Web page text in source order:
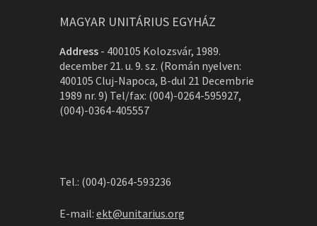
MAGYAR UNITÁRIUS EGYHÁZ
Address - 400105 Kolozsvár, 1989.
december 21. u. 9. sz. (Román nyelven:
400105 Cluj-Napoca, B-dul 21 Decembrie
1989 nr. 9) Tel/fax: (004)-0264-595927,
(004)-0364-405557
Tel.: (004)-0264-593236
E-mail: ekt@unitarius.org